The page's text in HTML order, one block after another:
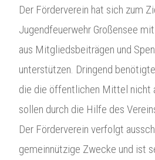
Der Förderverein hat sich zum
Jugendfeuerwehr Großensee
aus Mitgliedsbeiträgen und
unterstützen. Dringend
die die öffentlichen Mittel nicht
sollen durch die Hilfe des
Der Förderverein verfolgt
gemeinnützige Zwecke und ist